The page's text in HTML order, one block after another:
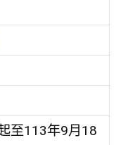
至113年9月18